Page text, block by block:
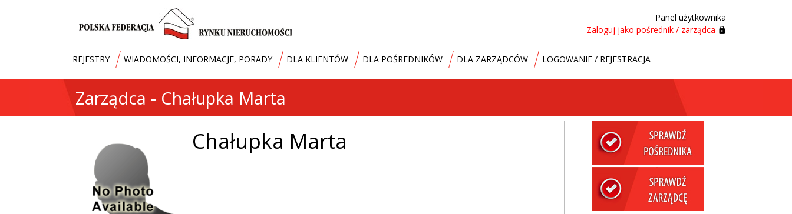
Panel użytkownika
Zaloguj jako pośrednik / zarządca
REJESTRY WIADOMOŚCI, INFORMACJE, PORADY DLA KLIENTÓW DLA POŚREDNIKÓW DLA ZARZĄDCÓW LOGOWANIE / REJESTRACJA
Zarządca - Chałupka Marta
Chałupka Marta